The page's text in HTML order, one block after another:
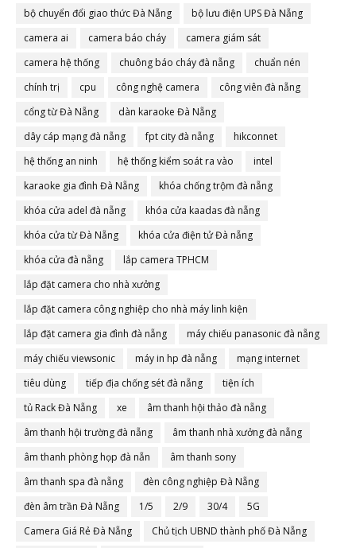
bộ chuyển đổi giao thức Đà Nẵng
bộ lưu điện UPS Đà Nẵng
camera ai
camera báo cháy
camera giám sát
camera hệ thống
chuông báo cháy đà nẵng
chuẩn nén
chính trị
cpu công nghệ camera
công viên đà nẵng
cổng từ Đà Nẵng
dàn karaoke Đà Nẵng
dây cáp mạng đà nẵng
fpt city đà nẵng
hikconnet
hệ thống an ninh
hệ thống kiểm soát ra vào
intel
karaoke gia đình Đà Nẵng
khóa chống trộm đà nẵng
khóa cửa adel đà nẵng
khóa cửa kaadas đà nẵng
khóa cửa từ Đà Nẵng
khóa cửa điện tử Đà nẵng
khóa cửa đà nẵng
lắp camera TPHCM
lắp đặt camera cho nhà xưởng
lắp đặt camera công nghiệp cho nhà máy linh kiện
lắp đặt camera gia đình đà nẵng
máy chiếu panasonic đà nẵng
máy chiếu viewsonic
máy in hp đà nẵng
mạng internet
tiêu dùng
tiếp địa chống sét đà nẵng
tiện ích
tủ Rack Đà Nẵng
xe
âm thanh hội thảo đà nẵng
âm thanh hội trường đà nẵng
âm thanh nhà xưởng đà nẵng
âm thanh phòng họp đà nẵn
âm thanh sony
âm thanh spa đà nẵng
đèn công nghiệp Đà Nẵng
đèn âm trần Đà Nẵng
1/5 2/9 30/4
5G
Camera Giá Rẻ Đà Nẵng
Chủ tịch UBND thành phố Đà Nẵng